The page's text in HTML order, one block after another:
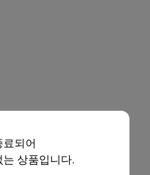
료되어
상품입니다.